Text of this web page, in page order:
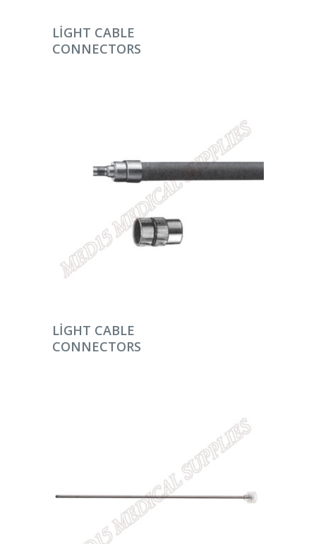
DEVAMINI OKU
LIGHT CABLE
CONNECTORS
DEVAMINI OKU
LIGHT CABLE
CONNECTORS